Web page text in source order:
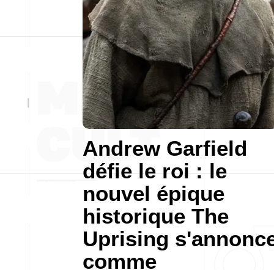
Andrew Garfield
défie le roi : le
nouvel épique
historique The
Uprising
comme